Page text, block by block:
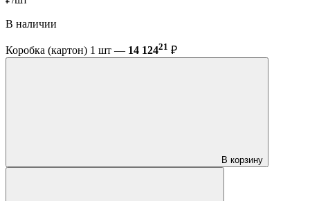
В наличии
Коробка (картон) 1 шт — 14 12421 ₽
В корзину